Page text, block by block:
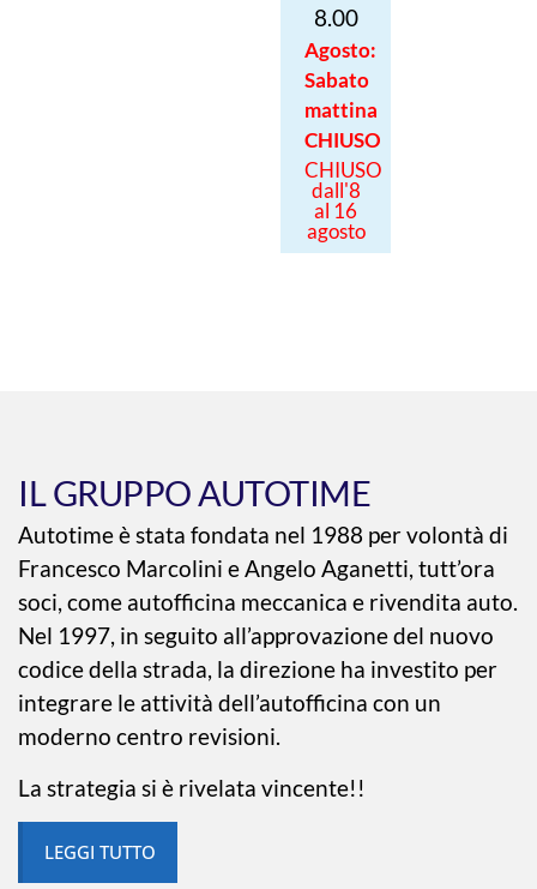
8.00
Agosto:
Sabato
mattina
CHIUSO
CHIUSO
dall'8
al 16
agosto
IL GRUPPO AUTOTIME
Autotime è stata fondata nel 1988 per volontà di
Francesco Marcolini e Angelo Aganetti, tutt’ora
soci, come autofficina meccanica e rivendita auto.
Nel 1997, in seguito all’approvazione del nuovo
codice della strada, la direzione ha investito per
integrare le attività dell’autofficina con un
moderno centro revisioni.
La strategia si è rivelata vincente!!
LEGGI TUTTO